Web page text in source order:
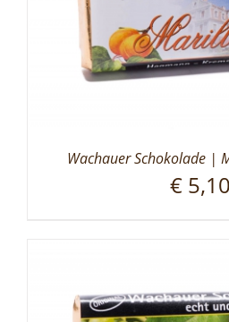
Wachauer Schokolade |
€ 5,10